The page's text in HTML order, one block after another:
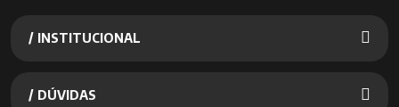
/ INSTITUCIONAL
/ DÚVIDAS